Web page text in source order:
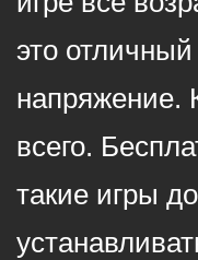
это
напряжение.
всего.
такие игры